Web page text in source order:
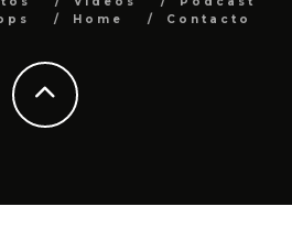
Home Contacto